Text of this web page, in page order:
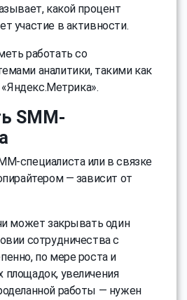
какой процент
участие в активности.
работать со
аналитики, такими как
SMM-
специалиста или в связке
— зависит от
может закрывать один
сотрудничества с
по мере роста и
увеличения
работы — нужен